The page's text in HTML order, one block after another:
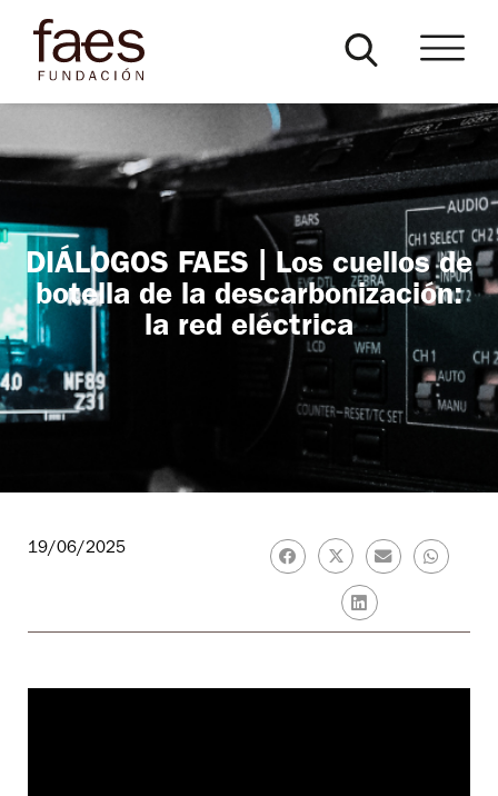
DIÁLOGOS FAES | Los cuellos de
botella de la descarbonización:
la red eléctrica
19/06/2025